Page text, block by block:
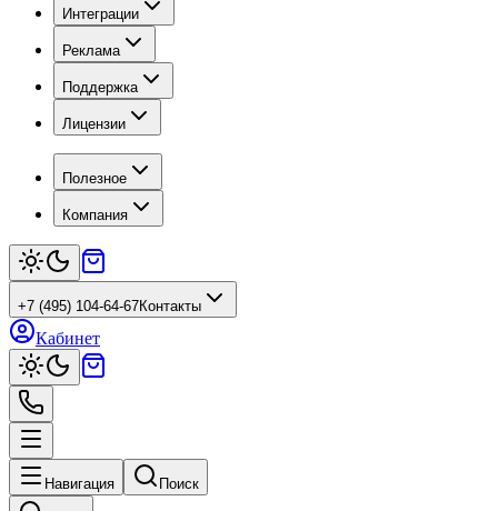
Интеграции
Реклама
Поддержка
Лицензии
Полезное
Компания
+7 (495) 104-64-67Контакты
Кабинет
Навигация Поиск